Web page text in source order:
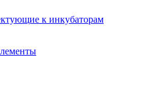
к инкубаторам